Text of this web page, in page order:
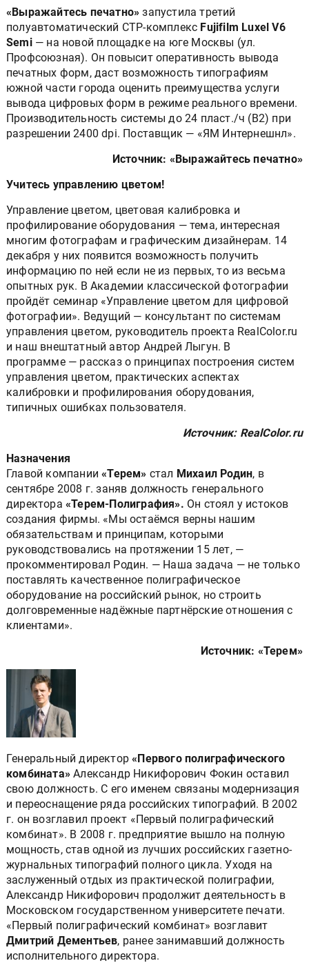
«Выражайтесь печатно» запустила третий
полуавтоматический CTP-комплекс Fujifilm Luxel V6
Semi— на новой площадке на юге Москвы (ул.
Профсоюзная). Он повысит оперативность вывода
печатных форм, даст возможность типографиям
южной части города оценить преимущества услуги
вывода цифровых форм в режиме реального времени.
Производительность системы до 24 пласт./ч (В2) при
разрешении 2400 dpi. Поставщик — «ЯМ Интернешнл».
Источник: «Выражайтесь печатно»
Учитесь управлению цветом!
Управление цветом, цветовая калибровка и
профилирование оборудования — тема, интересная
многим фотографам и графическим дизайнерам. 14
декабря у них появится возможность получить
информацию по ней если не из первых, то из весьма
опытных рук. В Академии классической фотографии
пройдёт семинар «Управление цветом для цифровой
фотографии». Ведущий — консультант по системам
управления цветом, руководитель проекта RealColor.ru
и наш внештатный автор Андрей Лыгун. В
программе — рассказ о принципах построения систем
управления цветом, практических аспектах
калибровки и профилирования оборудования,
типичных ошибках пользователя.
Источник: RealColor.ru
Назначения
Главой компании«Терем» стал Михаил Родин, в
сентябре 2008 г. заняв должность генерального
директора «Терем-Полиграфия». Он стоял у истоков
создания фирмы. «Мы остаёмся верны нашим
обязательствам и принципам, которыми
руководствовались на протяжении 15 лет, —
прокомментировал Родин. — Наша задача — не только
поставлять качественное полиграфическое
оборудование на российский рынок, но строить
долговременные надёжные партнёрские отношения с
клиентами».
Источник: «Терем»
Генеральный директор«Первого полиграфического
комбината» Александр Никифорович Фокин оставил
свою должность. С его именем связаны модернизация
и переоснащение ряда российских типографий. В 2002
г. он возглавил проект «Первый полиграфический
комбинат». В 2008 г. предприятие вышло на полную
мощность, став одной из лучших российских газетно-
журнальных типографий полного цикла. Уходя на
заслуженный отдых из практической полиграфии,
Александр Никифорович продолжит деятельность в
Московском государственном университете печати.
«Первый полиграфический комбинат» возглавит
Дмитрий Дементьев, ранее занимавший должность
исполнительного директора.